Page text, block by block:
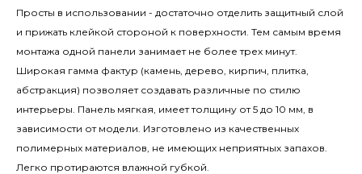
Просты в использовании - достаточно отделить защитный слой
и прижать клейкой стороной к поверхности. Тем самым время
монтажа одной панели занимает не более трех минут.
Широкая гамма фактур (камень, дерево, кирпич, плитка,
абстракция) позволяет создавать различные по стилю
интерьеры. Панель мягкая, имеет толщину от 5 до 10 мм, в
зависимости от модели. Изготовлено из качественных
полимерных материалов, не имеющих неприятных запахов.
Легко протираются влажной губкой.